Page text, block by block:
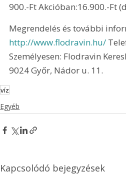
900.-Ft Akcióban:16.900.-Ft
Megrendelés és további
http://www.flodravin.hu/
Személyesen: Flodravin
9024 Győr, Nádor u. 11.
víz
Egyéb
Kapcsolódó bejegyzések